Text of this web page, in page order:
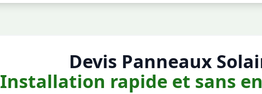
Devis Panneaux
Installation rapide et sans